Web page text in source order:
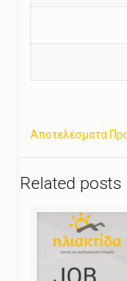
Αποτελέσματα
Related posts